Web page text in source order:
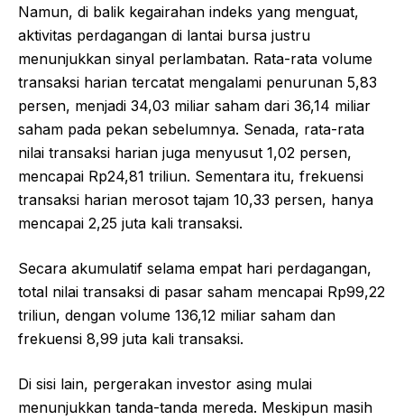
Namun, di balik kegairahan indeks yang menguat,
aktivitas perdagangan di lantai bursa justru
menunjukkan sinyal perlambatan. Rata-rata volume
transaksi harian tercatat mengalami penurunan 5,83
persen, menjadi 34,03 miliar saham dari 36,14 miliar
saham pada pekan sebelumnya. Senada, rata-rata
nilai transaksi harian juga menyusut 1,02 persen,
mencapai Rp24,81 triliun. Sementara itu, frekuensi
transaksi harian merosot tajam 10,33 persen, hanya
mencapai 2,25 juta kali transaksi.
Secara akumulatif selama empat hari perdagangan,
total nilai transaksi di pasar saham mencapai Rp99,22
triliun, dengan volume 136,12 miliar saham dan
frekuensi 8,99 juta kali transaksi.
Di sisi lain, pergerakan investor asing mulai
menunjukkan tanda-tanda mereda. Meskipun masih